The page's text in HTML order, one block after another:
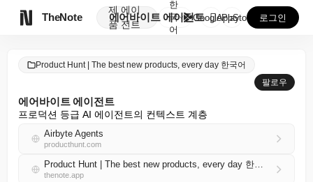
TheNote
제
품
에이
전트
에어바이트 에이전트
한
국
어
GooglePlay
AppStore 로그인
Product Hunt | The best new products, every day 한국어
팔로우
에어바이트 에이전트
프로덕션 등급 AI 에이전트의 컨텍스트 계층
Airbyte Agents
producthunt.com
Product Hunt | The best new products, every day 한국어 RSS
thenote.app